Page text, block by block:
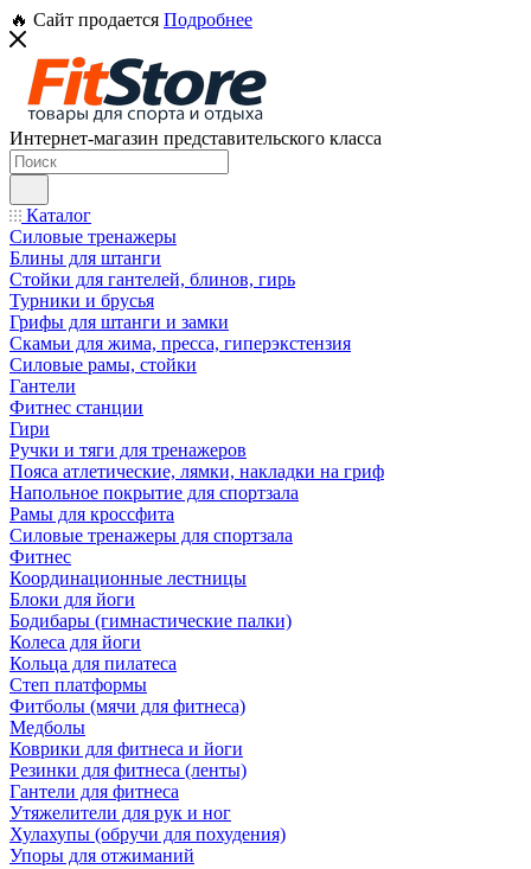
🔥 Сайт продается Подробнее
Интернет-магазин представительского класса
Каталог
Силовые тренажеры
Блины для штанги
Стойки для гантелей, блинов, гирь
Турники и брусья
Грифы для штанги и замки
Скамьи для жима, пресса, гиперэкстензия
Силовые рамы, стойки
Гантели
Фитнес станции
Гири
Ручки и тяги для тренажеров
Пояса атлетические, лямки, накладки на гриф
Напольное покрытие для спортзала
Рамы для кроссфита
Силовые тренажеры для спортзала
Фитнес
Координационные лестницы
Блоки для йоги
Бодибары (гимнастические палки)
Колеса для йоги
Кольца для пилатеса
Степ платформы
Фитболы (мячи для фитнеса)
Медболы
Коврики для фитнеса и йоги
Резинки для фитнеса (ленты)
Гантели для фитнеса
Утяжелители для рук и ног
Хулахупы (обручи для похудения)
Упоры для отжиманий